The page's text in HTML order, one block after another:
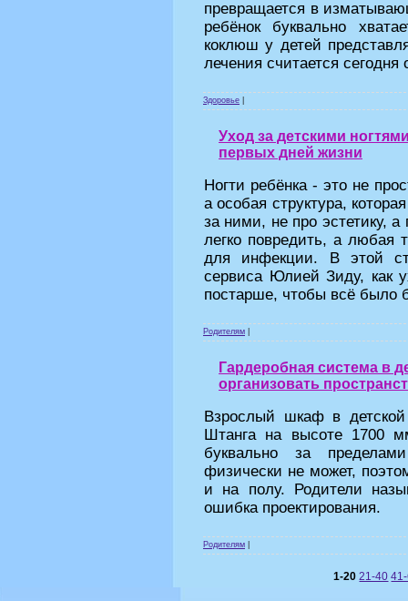
превращается в
ребёнок буквально
коклюш у детей
лечения считается
Здоровье
Уход за детскими
первых дней жизни
Ногти ребёнка - это не
а особая структура,
за ними, не про эстетику, а
легко повредить, а любая
для инфекции. В этой
сервиса Юлией Зиду, как
постарше, чтобы всё было
Родителям
Гардеробная система в
организовать
Взрослый шкаф в
Штанга на высоте 1700
буквально за
физически не может,
и на полу. Родители
ошибка проектирования.
Родителям
1-20 21-40